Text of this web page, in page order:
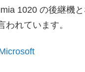
1020 の後継機
われています。